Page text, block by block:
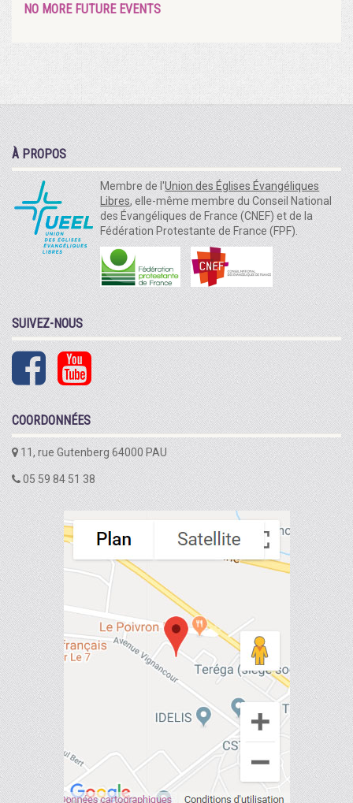
NO MORE FUTURE EVENTS
À PROPOS
Membre de l'Union des Églises Évangéliques
Libres, elle-même membre du Conseil National
des Évangéliques de France (CNEF) et de la
Fédération Protestante de France (FPF).
SUIVEZ-NOUS
COORDONNÉES
11, rue Gutenberg 64000 PAU
05 59 84 51 38